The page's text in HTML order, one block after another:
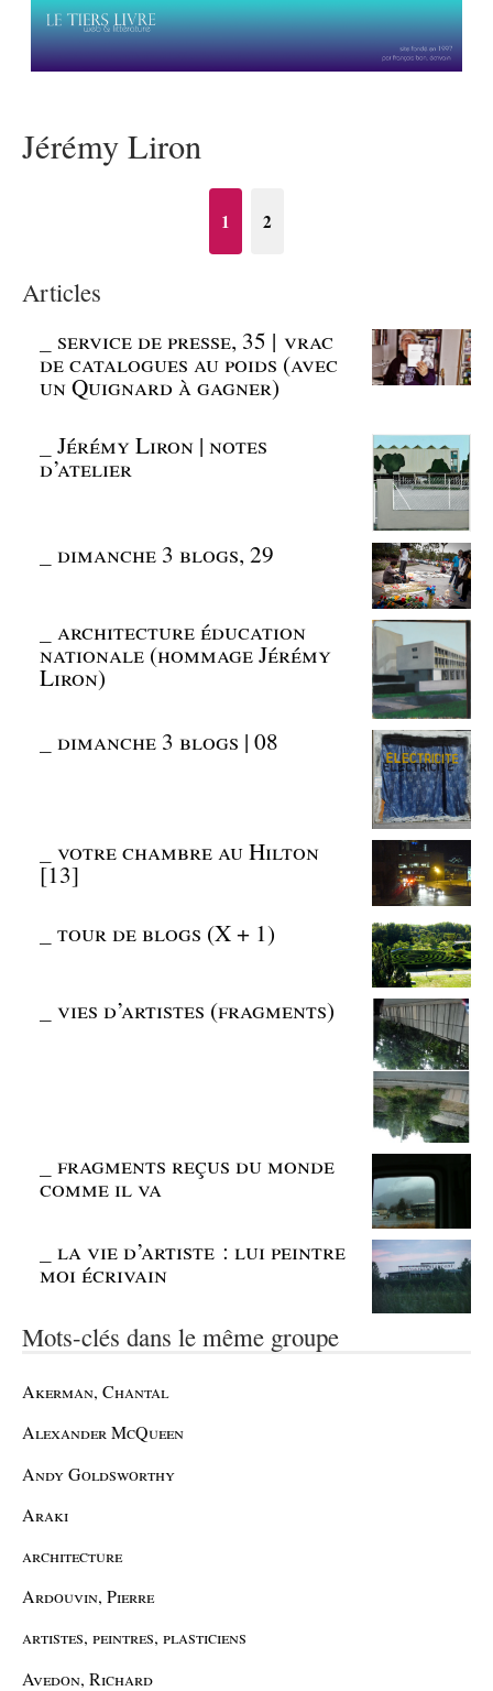
Jérémy Liron
1 2
Articles
service de presse, 35 | vrac
de catalogues au poids (avec
un Quignard à gagner)
_Jérémy Liron | notes
d’atelier
_dimanche 3 blogs, 29
_architecture éducation
nationale (hommage Jérémy
Liron)
_dimanche 3 blogs | 08
_votre chambre au Hilton
[13]
_tour de blogs (X + 1)
_vies d’artistes (fragments)
_fragments reçus du monde
comme il va
_la vie d’artiste : lui peintre
moi écrivain
Mots-clés dans le même groupe
Akerman, Chantal
Alexander McQueen
Andy Goldsworthy
Araki
architecture
Ardouvin, Pierre
artistes, peintres, plasticiens
Avedon, Richard